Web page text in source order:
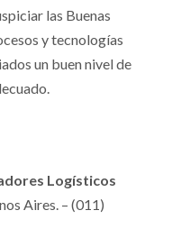
las Buenas
y tecnologías
un buen nivel de
Logísticos
Aires. – (011)